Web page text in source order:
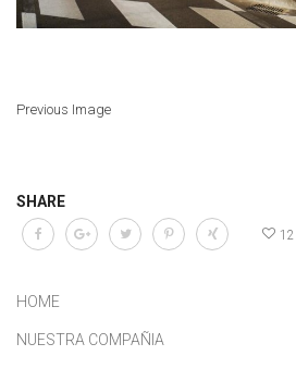
Previous Image
SHARE
12
HOME
NUESTRA COMPAÑIA